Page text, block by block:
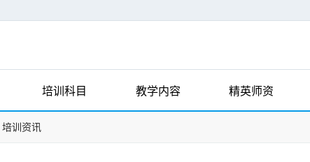
培训科目 教学内容 精英师资
培训资讯